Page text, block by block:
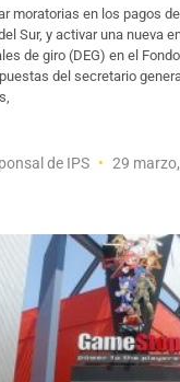
moratorias en los pagos
Sur, y activar una nueva
de giro (DEG) en el
del secretario
de IPS 29